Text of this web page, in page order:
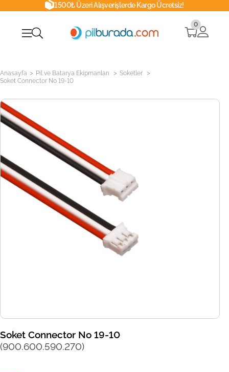
1500₺ Üzeri Alışverişlerde Kargo Ücretsiz!
0
Anasayfa > Pil ve Batarya Ekipmanları > Soketler >
Soket Connector No 19-10
Soket Connector No 19-10
(900.600.590.270)